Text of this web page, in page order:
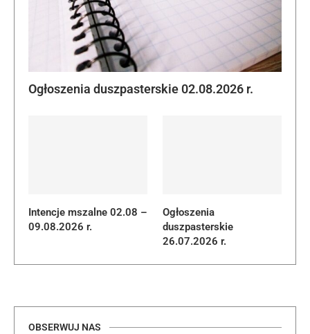
Ogłoszenia duszpasterskie 02.08.2026 r.
Intencje mszalne 02.08 –
09.08.2026 r.
Ogłoszenia
duszpasterskie
26.07.2026 r.
OBSERWUJ NAS